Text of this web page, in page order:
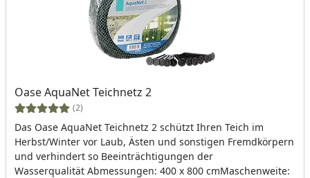
Oase AquaNet Teichnetz 2
(2)
Das Oase AquaNet Teichnetz 2 schützt Ihren Teich im
Herbst/Winter vor Laub, Ästen und sonstigen Fremdkörpern
und verhindert so Beeinträchtigungen der
Wasserqualität Abmessungen: 400 x 800 cmMaschenweite: